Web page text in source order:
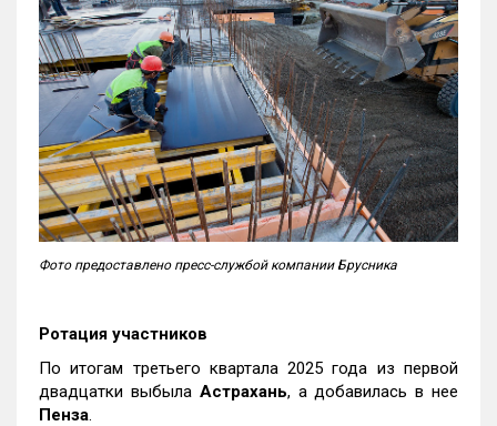
Фото предоставлено пресс-службой компании Брусника
Ротация участников
По итогам третьего квартала 2025 года из первой
двадцатки выбыла Астрахань, а добавилась в нее
Пенза.